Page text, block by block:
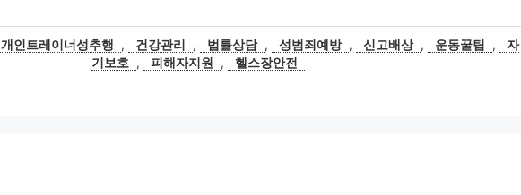
개인트레이너성추행 , 건강관리 , 법률상담 , 성범죄예방 , 신고배상 , 운동꿀팁 ,
자
기보호
, 피해자지원 , 헬스장안전